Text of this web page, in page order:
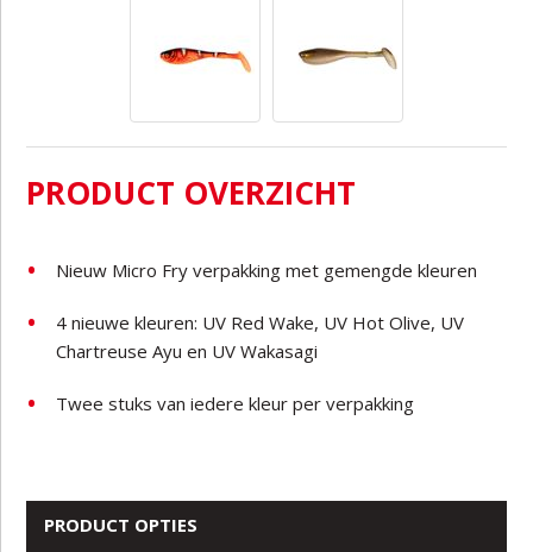
PRODUCT OVERZICHT
Nieuw Micro Fry verpakking met gemengde kleuren
4 nieuwe kleuren: UV Red Wake, UV Hot Olive, UV
Chartreuse Ayu en UV Wakasagi
Twee stuks van iedere kleur per verpakking
PRODUCT OPTIES